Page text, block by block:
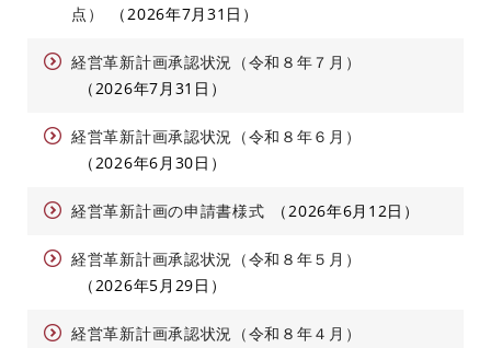
点）
2026年7月31日
経営革新計画承認状況（令和８年７月）
2026年7月31日
経営革新計画承認状況（令和８年６月）
2026年6月30日
経営革新計画の申請書様式 2026年6月12日
経営革新計画承認状況（令和８年５月）
2026年5月29日
経営革新計画承認状況（令和８年４月）